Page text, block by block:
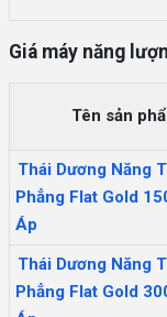
Giá máy năng
Tên sản
Thái Dương Năng
Phẳng Flat Gold
Áp
Thái Dương Năng
Phẳng Flat Gold